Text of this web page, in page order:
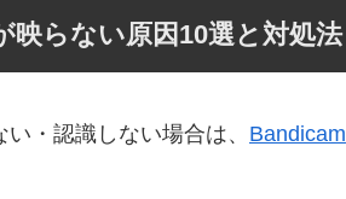
らない原因10選と対処法
・認識しない場合は、 Bandicam